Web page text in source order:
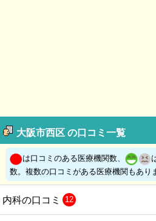
大阪市西区 の口コミ一覧
は口コミのある医療機関数、
数。複数の口コミがある医療機関もあり
内科の口コミ 12